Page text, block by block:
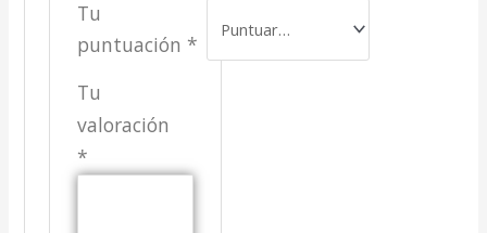
Tu
puntuación *
Tu
valoración
*